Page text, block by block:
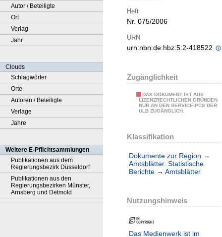
Autor / Beteiligte
Ort
Verlag
Jahr
Clouds
Schlagwörter
Orte
Autoren / Beteiligte
Verlage
Jahre
Weitere E-Pflichtsammlungen
Publikationen aus dem
Regierungsbezirk Düsseldorf
Publikationen aus den
Regierungsbezirken Münster,
Arnsberg und Detmold
Heft
Nr. 075/2006
URN
urn:nbn:de:hbz:5:2-418522
Zugänglichkeit
DAS DOKUMENT IST AUS
LIZENZRECHTLICHEN GRÜNDEN
NUR AN DEN SERVICE-PCS DER
ULB ZUGÄNGLICH.
Klassifikation
Dokumente zur Region →
Amtsblätter. Statistische
Berichte → Amtsblätter
Nutzungshinweis
Das Medienwerk ist im